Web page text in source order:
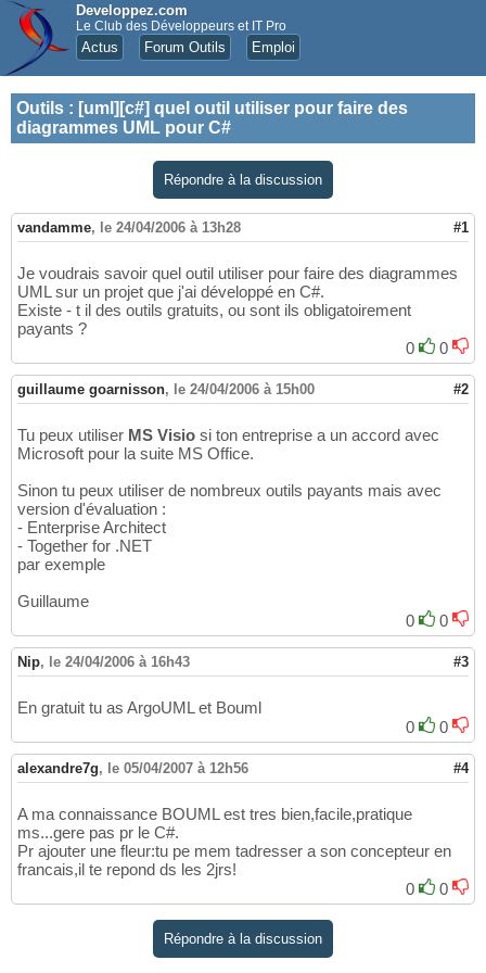
Developpez.com
Le Club des Développeurs et IT Pro
Actus Forum Outils Emploi
Outils : [uml][c#] quel outil utiliser pour faire des
diagrammes UML pour C#
Répondre à la discussion
vandamme, le 24/04/2006 à 13h28 #1
Je voudrais savoir quel outil utiliser pour faire des diagrammes
UML sur un projet que j'ai développé en C#.
Existe - t il des outils gratuits, ou sont ils obligatoirement
payants ?
0
0
guillaume goarnisson, le 24/04/2006 à 15h00 #2
Tu peux utiliser MS Visio si ton entreprise a un accord avec
Microsoft pour la suite MS Office.
Sinon tu peux utiliser de nombreux outils payants mais avec
version d'évaluation :
- Enterprise Architect
- Together for .NET
par exemple
Guillaume
0
0
Nip, le 24/04/2006 à 16h43 #3
En gratuit tu as ArgoUML et Bouml
0
0
alexandre7g, le 05/04/2007 à 12h56 #4
A ma connaissance BOUML est tres bien,facile,pratique
ms...gere pas pr le C#.
Pr ajouter une fleur:tu pe mem tadresser a son concepteur en
francais,il te repond ds les 2jrs!
0
0
Répondre à la discussion